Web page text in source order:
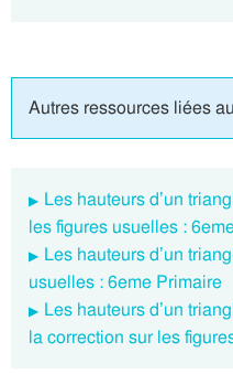
Autres ressources liées
Les hauteurs d’un
les figures usuelles :
Les hauteurs d’un
usuelles : 6eme Primaire
Les hauteurs d’un
la correction sur les